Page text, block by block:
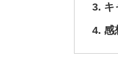
キ
感